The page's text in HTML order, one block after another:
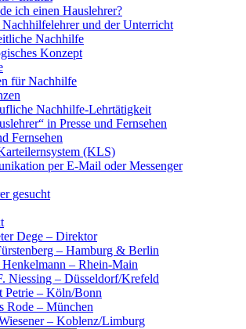
ich einen Hauslehrer?
Nachhilfelehrer und der Unterricht
Nachhilfe
Konzept
für Nachhilfe
Nachhilfe-Lehrtätigkeit
in Presse und Fernsehen
Fernsehen
(KLS)
per E-Mail oder Messenger
gesucht
Dege – Direktor
– Hamburg & Berlin
Henkelmann – Rhein-Main
Niessing – Düsseldorf/Krefeld
Petrie – Köln/Bonn
Rode – München
– Koblenz/Limburg